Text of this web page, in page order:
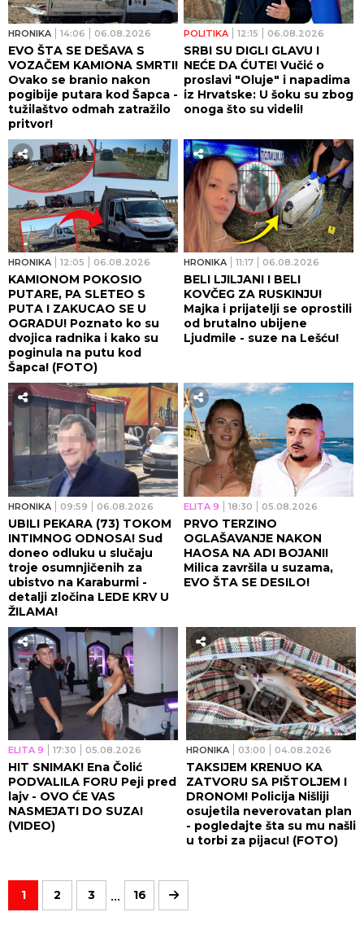
HRONIKA 14:06 06.08.2026
EVO ŠTA SE DEŠAVA S
VOZAČEM KAMIONA SMRTI!
Ovako se branio nakon
pogibije putara kod Šapca -
tužilaštvo odmah zatražilo
pritvor!
POLITIKA 12:15 06.08.2026
SRBI SU DIGLI GLAVU I
NEĆE DA ĆUTE! Vučić o
proslavi "Oluje" i napadima
iz Hrvatske: U šoku su zbog
onoga što su videli!
HRONIKA 12:05 06.08.2026
KAMIONOM POKOSIO
PUTARE, PA SLETEO S
PUTA I ZAKUCAO SE U
OGRADU! Poznato ko su
dvojica radnika i kako su
poginula na putu kod
Šapca! (FOTO)
HRONIKA 11:17 06.08.2026
BELI LJILJANI I BELI
KOVČEG ZA RUSKINJU!
Majka i prijatelji se oprostili
od brutalno ubijene
Ljudmile - suze na Lešću!
HRONIKA 09:59 06.08.2026
UBILI PEKARA (73) TOKOM
INTIMNOG ODNOSA! Sud
doneo odluku u slučaju
troje osumnjičenih za
ubistvo na Karaburmi -
detalji zločina LEDE KRV U
ŽILAMA!
ELITA 9 18:30 05.08.2026
PRVO TERZINO
OGLAŠAVANJE NAKON
HAOSA NA ADI BOJANI!
Milica završila u suzama,
EVO ŠTA SE DESILO!
ELITA 9 17:30 05.08.2026
HIT SNIMAK! Ena Čolić
PODVALILA FORU Peji pred
lajv - OVO ĆE VAS
NASMEJATI DO SUZA!
(VIDEO)
HRONIKA 03:00 04.08.2026
TAKSIJEM KRENUO KA
ZATVORU SA PIŠTOLJEM I
DRONOM! Policija Nišliji
osujetila neverovatan plan
- pogledajte šta su mu našli
u torbi za pijacu! (FOTO)
1 2 3 ... 16